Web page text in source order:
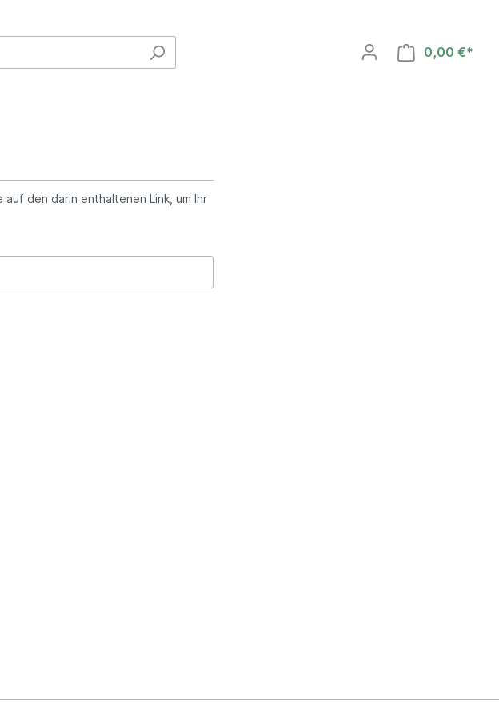
0,00 €*
auf den darin enthaltenen Link, um Ihr